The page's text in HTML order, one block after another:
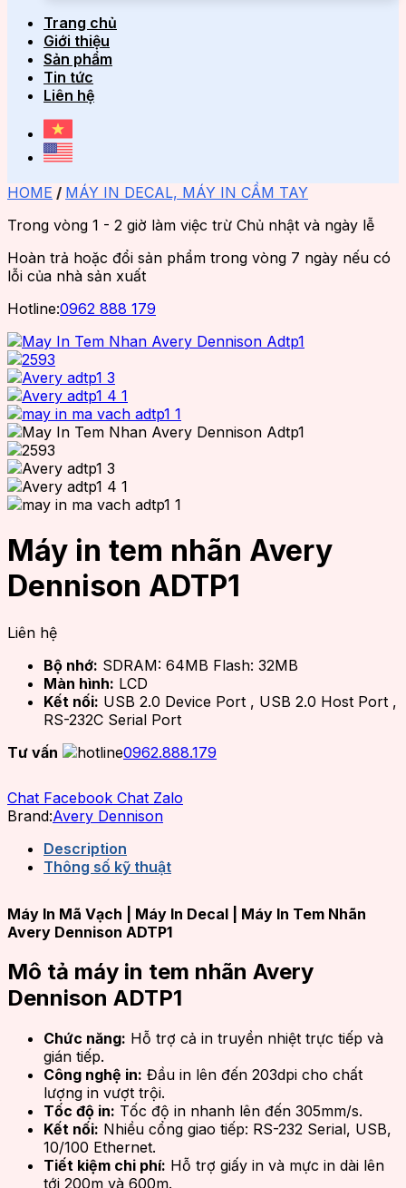
Trang chủ
Giới thiệu
Sản phẩm
Tin tức
Liên hệ
HOME / MÁY IN DECAL, MÁY IN CẦM TAY
Trong vòng 1 - 2 giờ làm việc trừ Chủ nhật và ngày lễ
Hoàn trả hoặc đổi sản phẩm trong vòng 7 ngày nếu có
lỗi của nhà sản xuất
Hotline:0962 888 179
Máy in tem nhãn Avery
Dennison ADTP1
Liên hệ
Bộ nhớ: SDRAM: 64MB Flash: 32MB
Màn hình: LCD
Kết nối: USB 2.0 Device Port , USB 2.0 Host Port ,
RS-232C Serial Port
Tư vấn
0962.888.179
Chat Facebook Chat Zalo
Brand:Avery Dennison
Description
Thông số kỹ thuật
Máy In Mã Vạch | Máy In Decal | Máy In Tem Nhãn
Avery Dennison ADTP1
Mô tả máy in tem nhãn Avery
Dennison ADTP1
Chức năng: Hỗ trợ cả in truyền nhiệt trực tiếp và
gián tiếp.
Công nghệ in: Đầu in lên đến 203dpi cho chất
lượng in vượt trội.
Tốc độ in: Tốc độ in nhanh lên đến 305mm/s.
Kết nối: Nhiều cổng giao tiếp: RS-232 Serial, USB,
10/100 Ethernet.
Tiết kiệm chi phí: Hỗ trợ giấy in và mực in dài lên
tới 200m và 600m.